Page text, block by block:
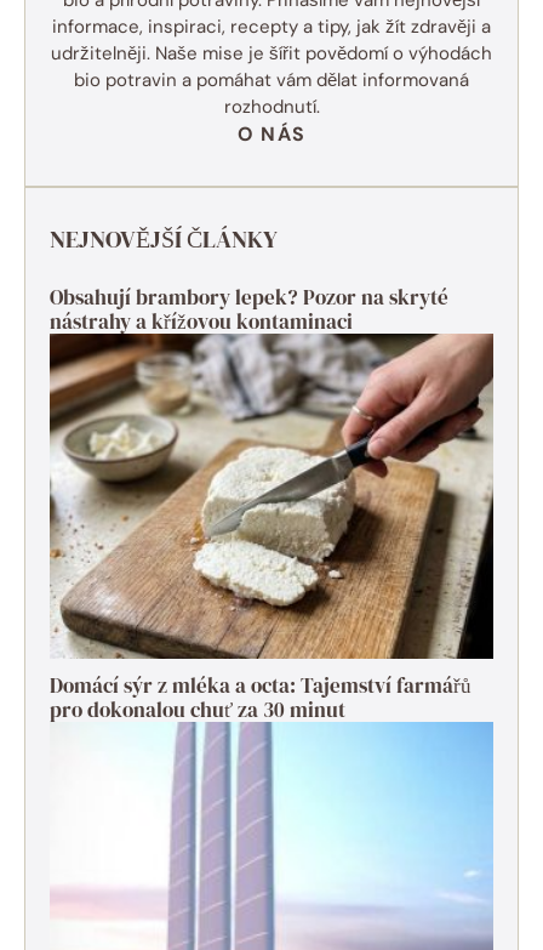
informace, inspiraci, recepty a tipy, jak žít zdravěji a
udržitelněji. Naše mise je šířit povědomí o výhodách
bio potravin a pomáhat vám dělat informovaná
rozhodnutí.
O NÁS
NEJNOVĚJŠÍ ČLÁNKY
Obsahují brambory lepek? Pozor na skryté
nástrahy a křížovou kontaminaci
Domácí sýr z mléka a octa: Tajemství farmářů
pro dokonalou chuť za 30 minut